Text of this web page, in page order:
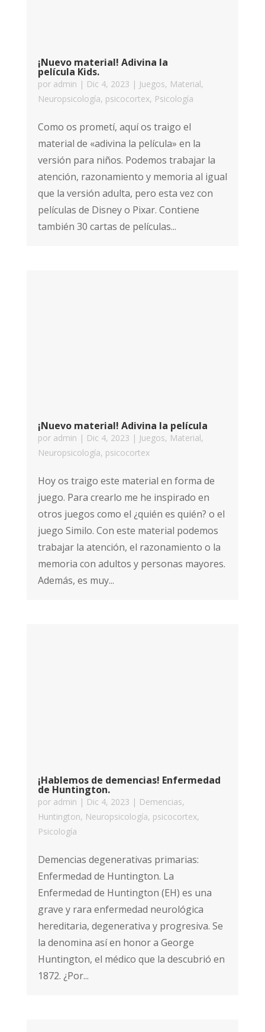
¡Nuevo material! Adivina la
película Kids.
por admin | Dic 4, 2023 | Juegos, Material,
Neuropsicología, psicocortex, Psicología
Como os prometí, aquí os traigo el
material de «adivina la película» en la
versión para niños. Podemos trabajar la
atención, razonamiento y memoria al igual
que la versión adulta, pero esta vez con
películas de Disney o Pixar. Contiene
también 30 cartas de películas...
¡Nuevo material! Adivina la película
por admin | Dic 4, 2023 | Juegos, Material,
Neuropsicología, psicocortex
Hoy os traigo este material en forma de
juego. Para crearlo me he inspirado en
otros juegos como el ¿quién es quién? o el
juego Similo. Con este material podemos
trabajar la atención, el razonamiento o la
memoria con adultos y personas mayores.
Además, es muy...
¡Hablemos de demencias! Enfermedad
de Huntington.
por admin | Dic 4, 2023 | Demencias,
Huntington, Neuropsicología, psicocortex,
Psicología
Demencias degenerativas primarias:
Enfermedad de Huntington. La
Enfermedad de Huntington (EH) es una
grave y rara enfermedad neurológica
hereditaria, degenerativa y progresiva. Se
la denomina así en honor a George
Huntington, el médico que la descubrió en
1872. ¿Por...